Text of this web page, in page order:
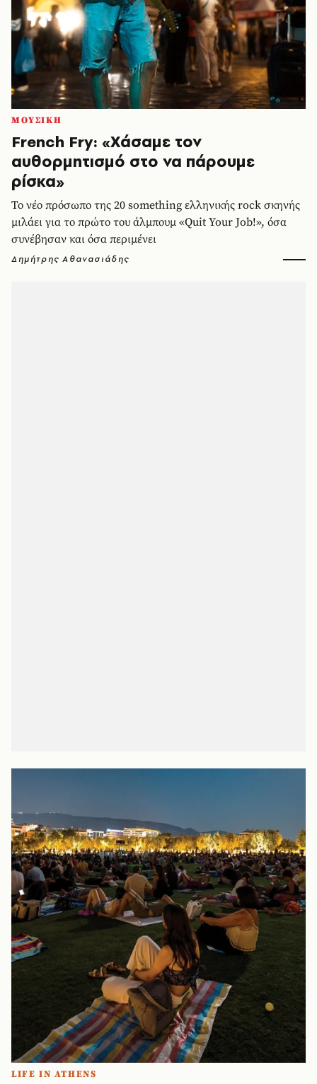
ΜΟΥΣΙΚΗ
French Fry: «Χάσαμε τον
αυθορμητισμό στο να πάρουμε
ρίσκα»
Το νέο πρόσωπο της 20 something ελληνικής rock σκηνής
μιλάει για το πρώτο του άλμπουμ «Quit Your Job!», όσα
συνέβησαν και όσα περιμένει
Δημήτρης Αθανασιάδης
LIFE IN ATHENS